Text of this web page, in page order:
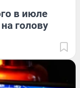
в июле
голову